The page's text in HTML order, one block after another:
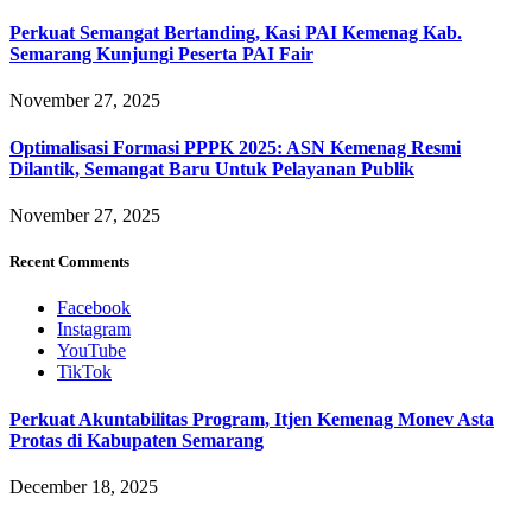
Perkuat Semangat Bertanding, Kasi PAI Kemenag Kab.
Semarang Kunjungi Peserta PAI Fair
November 27, 2025
Optimalisasi Formasi PPPK 2025: ASN Kemenag Resmi
Dilantik, Semangat Baru Untuk Pelayanan Publik
November 27, 2025
Recent Comments
Facebook
Instagram
YouTube
TikTok
Perkuat Akuntabilitas Program, Itjen Kemenag Monev Asta
Protas di Kabupaten Semarang
December 18, 2025